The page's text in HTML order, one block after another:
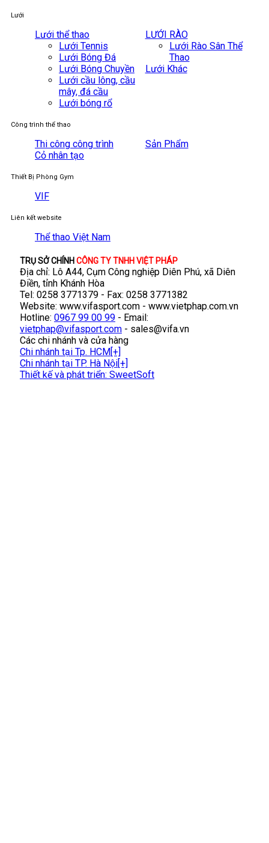
Lưới
Lưới thể thao
Lưới Tennis
Lưới Bóng Đá
Lưới Bóng Chuyền
Lưới cầu lông, cầu
mây, đá cầu
Lưới bóng rổ
LƯỚI RÀO
Lưới Rào Sân Thể
Thao
Lưới Khác
Công trình thể thao
Thi công công trình
Sản Phẩm
Cỏ nhân tạo
Thiết Bị Phòng Gym
VIF
Liên kết website
Thể thao Việt Nam
TRỤ SỞ CHÍNH CÔNG TY TNHH VIỆT PHÁP
Địa chỉ: Lô A44, Cụm Công nghiệp Diên Phú, xã Diên
Điền, tỉnh Khánh Hòa
Tel: 0258 3771379 - Fax: 0258 3771382
Website: www.vifasport.com - www.vietphap.com.vn
Hotline: 0967 99 00 99 - Email:
vietphap@vifasport.com - sales@vifa.vn
Các chi nhánh và cửa hàng
Chi nhánh tại Tp. HCM[+]
Chi nhánh tại TP. Hà Nội[+]
Thiết kế và phát triển: SweetSoft